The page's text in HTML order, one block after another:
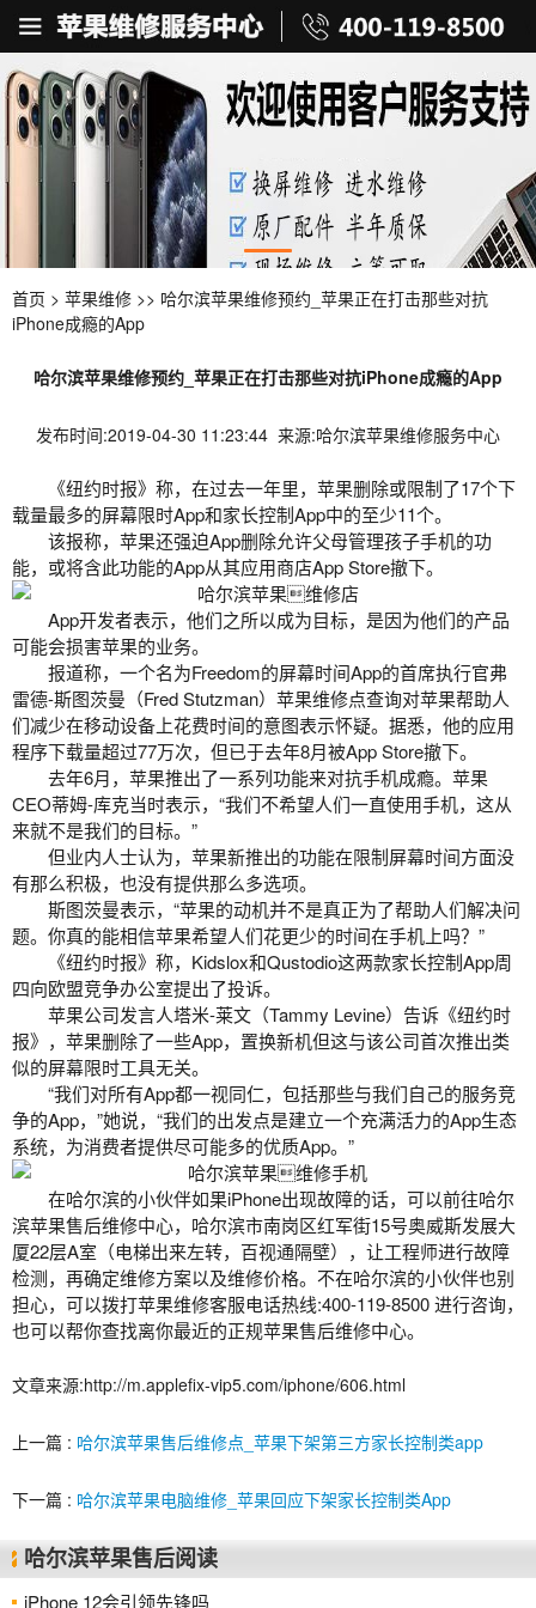
首页 > 苹果维修 >> 哈尔滨苹果维修预约_苹果正在打击那些对抗
iPhone成瘾的App
哈尔滨苹果维修预约_苹果正在打击那些对抗iPhone成瘾的App
发布时间:2019-04-30 11:23:44 来源:哈尔滨苹果维修服务中心
《纽约时报》称，在过去一年里，苹果删除或限制了17个下
载量最多的屏幕限时App和家长控制App中的至少11个。
该报称，苹果还强迫App删除允许父母管理孩子手机的功
能，或将含此功能的App从其应用商店App Store撤下。
App开发者表示，他们之所以成为目标，是因为他们的产品
可能会损害苹果的业务。
报道称，一个名为Freedom的屏幕时间App的首席执行官弗
雷德-斯图茨曼（Fred Stutzman） 苹果维修点查询对苹果帮助人
们减少在移动设备上花费时间的意图表示怀疑。据悉，他的应用
程序下载量超过77万次，但已于去年8月被App Store撤下。
去年6月，苹果推出了一系列功能来对抗手机成瘾。苹果
CEO蒂姆-库克当时表示，“我们不希望人们一直使用手机，这从
来就不是我们的目标。”
但业内人士认为，苹果新推出的功能在限制屏幕时间方面没
有那么积极，也没有提供那么多选项。
斯图茨曼表示，“苹果的动机并不是真正为了帮助人们解决问
题。你真的能相信苹果希望人们花更少的时间在手机上吗？”
《纽约时报》称，Kidslox和Qustodio这两款家长控制App周
四向欧盟竞争办公室提出了投诉。
苹果公司发言人塔米-莱文（Tammy Levine）告诉《纽约时
报》，苹果删除了一些App， 置换新机但这与该公司首次推出类
似的屏幕限时工具无关。
“我们对所有App都一视同仁，包括那些与我们自己的服务竞
争的App，”她说，“我们的出发点是建立一个充满活力的App生态
系统，为消费者提供尽可能多的优质App。”
在哈尔滨的小伙伴如果iPhone出现故障的话，可以前往哈尔
滨苹果售后维修中心，哈尔滨市南岗区红军街15号奥威斯发展大
厦22层A室（电梯出来左转，百视通隔壁），让工程师进行故障
检测，再确定维修方案以及维修价格。不在哈尔滨的小伙伴也别
担心，可以拨打苹果维修客服电话热线:400-119-8500 进行咨询，
也可以帮你查找离你最近的正规苹果售后维修中心。
文章来源:http://m.applefix-vip5.com/iphone/606.html
上一篇 : 哈尔滨苹果售后维修点_苹果下架第三方家长控制类app
下一篇 : 哈尔滨苹果电脑维修_苹果回应下架家长控制类App
哈尔滨苹果售后阅读
iPhone 12会引领先锋吗